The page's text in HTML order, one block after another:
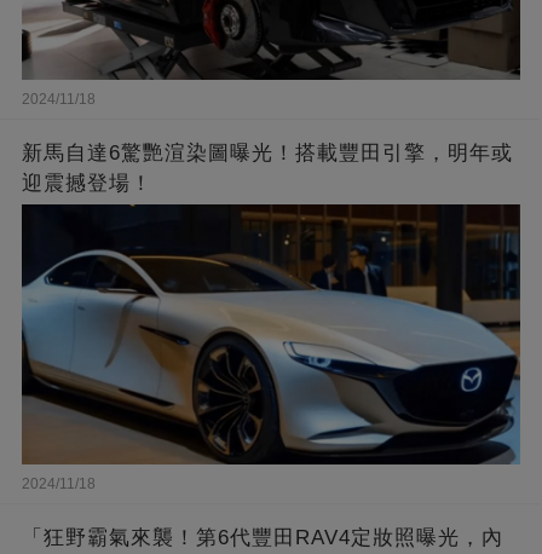
2024/11/18
新馬自達6驚艷渲染圖曝光！搭載豐田引擎，明年或
迎震撼登場！
2024/11/18
「狂野霸氣來襲！第6代豐田RAV4定妝照曝光，內